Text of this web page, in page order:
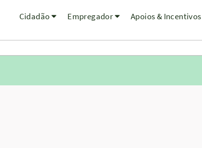
Cidadão Empregador Apoios & Incentivos